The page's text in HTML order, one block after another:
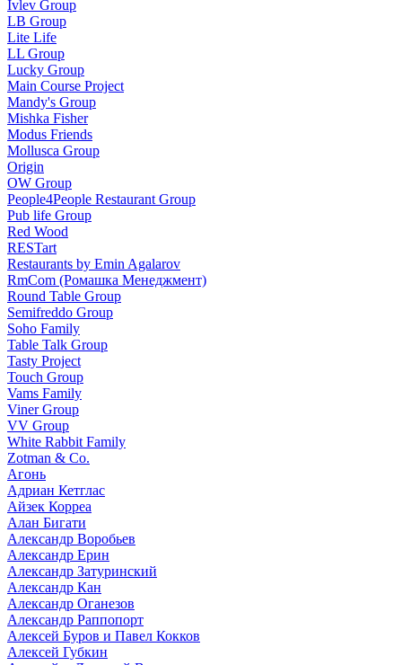
Ivlev Group
LB Group
Lite Life
LL Group
Lucky Group
Main Course Project
Mandy's Group
Mishka Fisher
Modus Friends
Mollusca Group
Origin
OW Group
People4People Restaurant Group
Pub life Group
Red Wood
RESTart
Restaurants by Emin Agalarov
RmCom (Ромашка Менеджмент)
Round Table Group
Semifreddo Group
Soho Family
Table Talk Group
Tasty Project
Touch Group
Vams Family
Viner Group
VV Group
White Rabbit Family
Zotman & Co.
Агонь
Адриан Кетглас
Айзек Корреа
Алан Бигати
Александр Воробьев
Александр Ерин
Александр Затуринский
Александр Кан
Александр Оганезов
Александр Раппопорт
Алексей Буров и Павел Кокков
Алексей Губкин